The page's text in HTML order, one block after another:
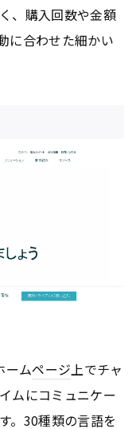
、購入回数や金額
に合わせた細かい
ームページ上でチャ
ムにコミュニケー
。30種類の言語を